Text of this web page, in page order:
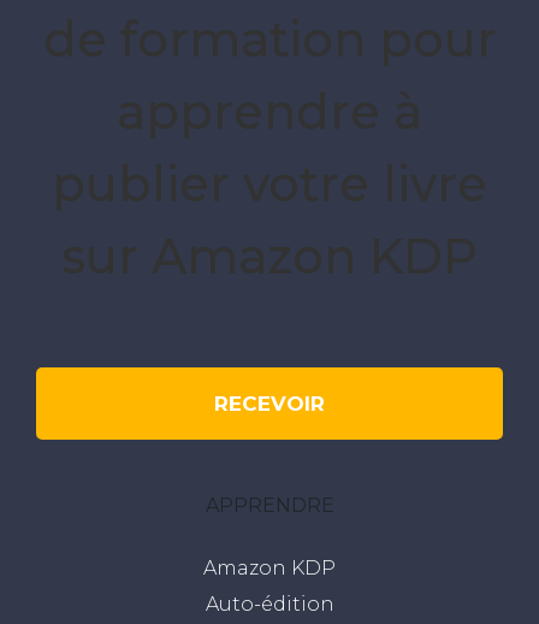
de formation pour
apprendre à
publier votre livre
sur Amazon KDP
RECEVOIR
APPRENDRE
Amazon KDP
Auto-édition